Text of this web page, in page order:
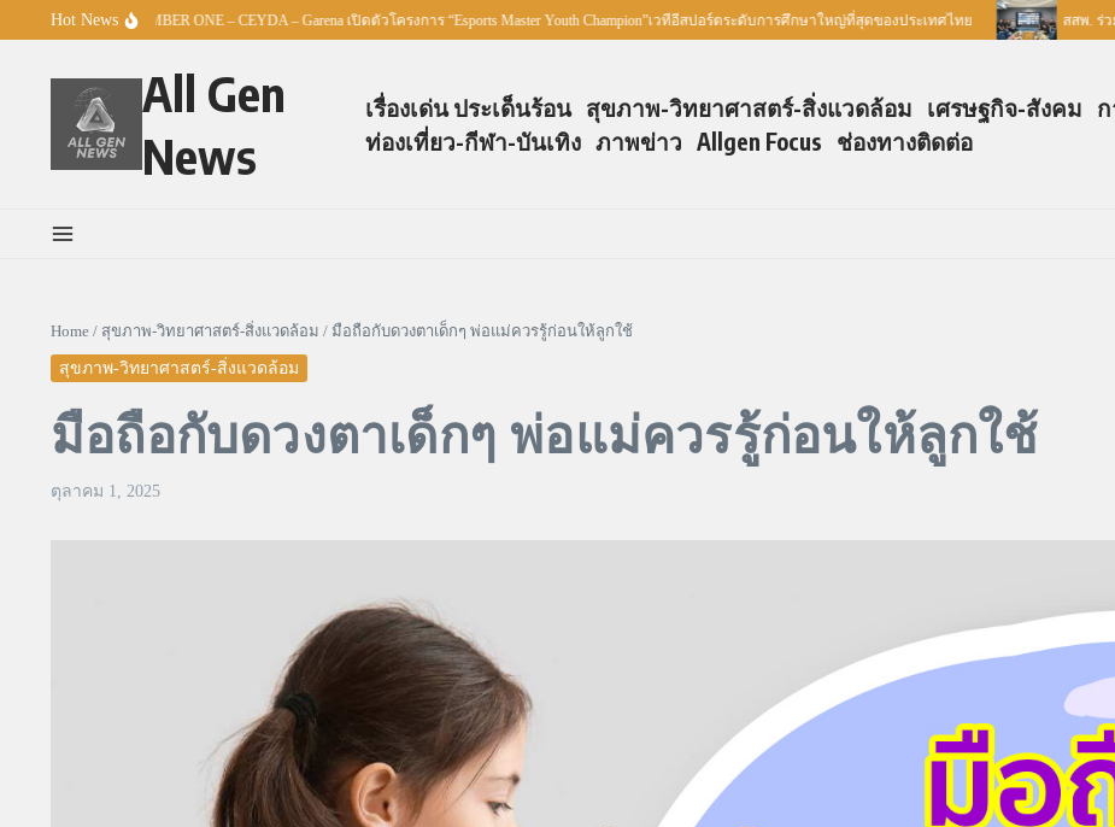
Skip to content
Hot News
– TO BE NUMBER ONE – CEYDA – Garena เปิดตัวโครงการ “Esports Master Youth Champion”เวทีอีสปอร์ตระดับการศึกษาใหญ่ที่สุดของประเทศไทย สสพ. ร่วมกับเครือ
All Gen
News
เรื่องเด่น ประเด็นร้อน สุขภาพ-วิทยาศาสตร์-สิ่งแวดล้อม เศรษฐกิจ-สังคม
ท่องเที่ยว-กีฬา-บันเทิง ภาพข่าว Allgen Focus ช่องทางติดต่อ
Home / สุขภาพ-วิทยาศาสตร์-สิ่งแวดล้อม / มือถือกับดวงตาเด็กๆ พ่อแม่ควรรู้ก่อนให้ลูกใช้
สุขภาพ-วิทยาศาสตร์-สิ่งแวดล้อม
มือถือกับดวงตาเด็กๆ พ่อแม่ควรรู้ก่อนให้ลูกใช้
ตุลาคม 1, 2025